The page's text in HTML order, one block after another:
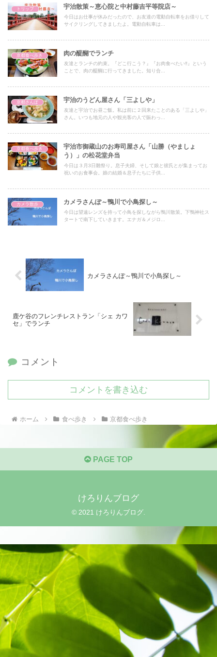
トリップ 宇治散策～恵心院と中村藤吉平等院店～
今日はお仕事が休みだったので、お友達の電動自転車をお借りして
サイクリングしてきましたよ。電動自転車は...
京都食べ歩き 肉の醍醐でランチ
友達とランチの約束。『どこ行こう？』『お肉食べたい‼』という
ことで、肉の醍醐に行ってきました。知り合...
京都さんぽ 宇治のうどん屋さん「三よしや」
友達と宇治でお昼ご飯。私は前に２回来たことのある「三よしや」
さん。いつも地元の人や観光客の人で賑わっ...
京都食べ歩き
宇治市御蔵山のお寿司屋さん「山勝（やましょ
う）」の松花堂弁当
今日は３月3日雛祭り。息子夫婦、そして娘と彼氏とが集まってお
祝いのお食事会。娘の結婚＆息子たちに子供...
カメラ散歩 カメラさんぽ～鴨川で小鳥探し～
今日は望遠レンズを持って小鳥を探しながら鴨川散策。下鴨神社ス
タートで南下していきます。エナガ＆メジロ...
カメラさんぽ～鴨川で小鳥探し～
鹿ケ谷のフレンチレストラン「シェ カワ
セ」でランチ
コメント
コメントを書き込む
ホーム 食べ歩き 京都食べ歩き
PAGE TOP
けろりんブログ
© 2021 けろりんブログ.